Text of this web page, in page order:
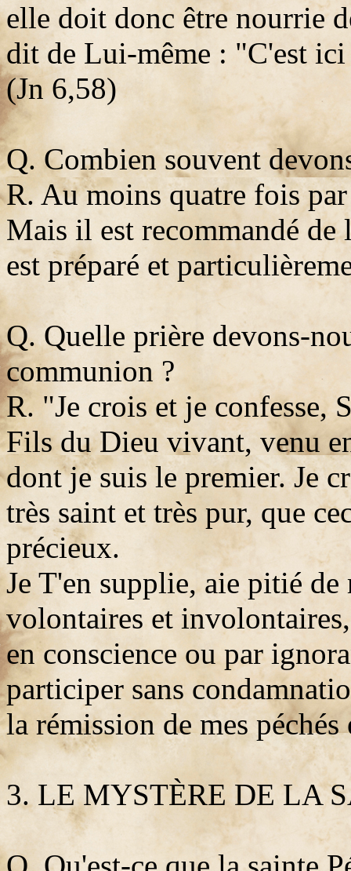
elle doit donc être nourrie
dit de Lui-même : "C'est
(Jn 6,58)
Q. Combien souvent
R. Au moins quatre fois
Mais il est recommandé
est préparé et
Q. Quelle prière devons-
communion ?
R. "Je crois et je confesse,
Fils du Dieu vivant, venu
dont je suis le premier. Je
très saint et très pur, que
précieux.
Je T'en supplie, aie pitié
volontaires et
en conscience ou par
participer sans
la rémission de mes
3. LE MYSTÈRE DE LA